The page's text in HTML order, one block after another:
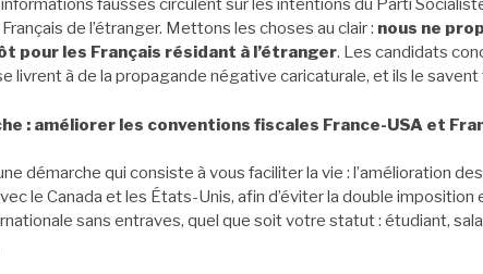
fausses circulent sur les intentions du Parti
de l’étranger. Mettons les choses au clair : nous ne
pour les Français résidant à l’étranger. Les candidats
livrent à de la propagande négative caricaturale, et ils le savent
: améliorer les conventions fiscales France-USA et
démarche qui consiste à vous faciliter la vie : l’amélioration
le Canada et les États-Unis, afin d’éviter la double
sans entraves, quel que soit votre statut : étudiant,